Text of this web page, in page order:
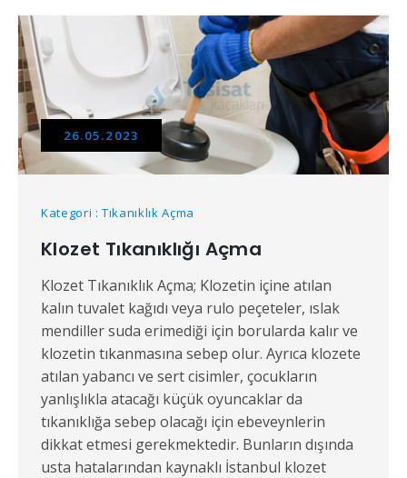
26.05.2023
Kategori : Tıkanıklık Açma
Klozet Tıkanıklığı Açma
Klozet Tıkanıklık Açma; Klozetin içine atılan
kalın tuvalet kağıdı veya rulo peçeteler, ıslak
mendiller suda erimediği için borularda kalır ve
klozetin tıkanmasına sebep olur. Ayrıca klozete
atılan yabancı ve sert cisimler, çocukların
yanlışlıkla atacağı küçük oyuncaklar da
tıkanıklığa sebep olacağı için ebeveynlerin
dikkat etmesi gerekmektedir. Bunların dışında
usta hatalarından kaynaklı İstanbul klozet